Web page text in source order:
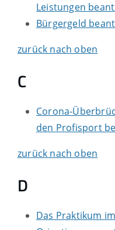
Leistungen
Bürgergeld
zurück nach oben
C
Corona-
den Profisport
zurück nach oben
D
Das Praktikum